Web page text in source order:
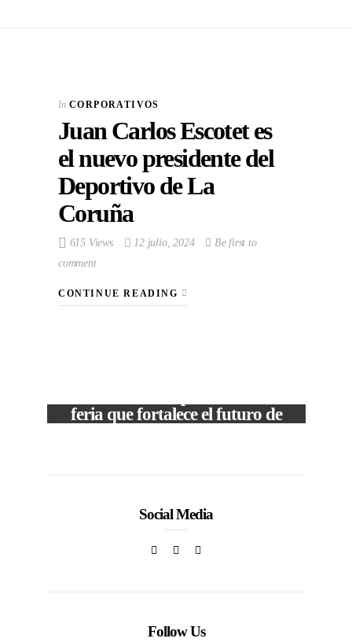
In CORPORATIVOS
Juan Carlos Escotet es
el nuevo presidente del
Deportivo de La
Coruña
615 Views 12 julio, 2024
Be first to
comment
CONTINUE READING
feria que fortalece el futuro de
Social Media
Follow Us